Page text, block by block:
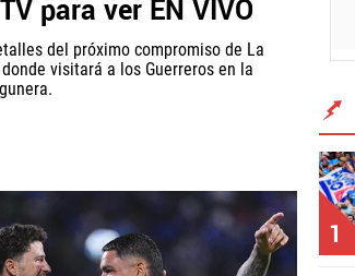
para ver EN VIVO
del próximo compromiso de La
visitará a los Guerreros en la
1